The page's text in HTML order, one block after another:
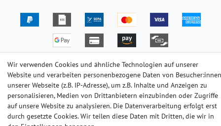
Versand
Wir verwenden Cookies und ähnliche Technologien auf unserer
Website und verarbeiten personenbezogene Daten von Besucher:innen
unserer Webseite (z.B. IP-Adresse), um z.B. Inhalte und Anzeigen zu
personalisieren, Medien von Drittanbietern einzubinden oder Zugriffe
auf unsere Website zu analysieren. Die Datenverarbeitung erfolgt erst
durch gesetzte Cookies. Wir teilen diese Daten mit Dritten, die wir in